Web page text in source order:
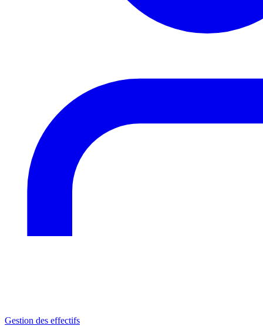
Gestion des effectifs